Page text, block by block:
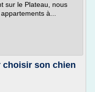
sur le Plateau, nous
à...
choisir son chien